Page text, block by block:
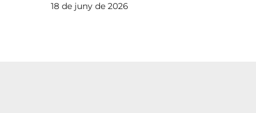
18 de juny de 2026